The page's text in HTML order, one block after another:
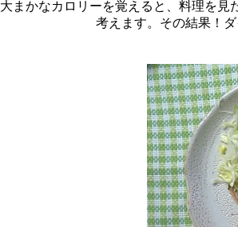
大まかなカロリーを覚えると、料理を見
考えます。その結果！